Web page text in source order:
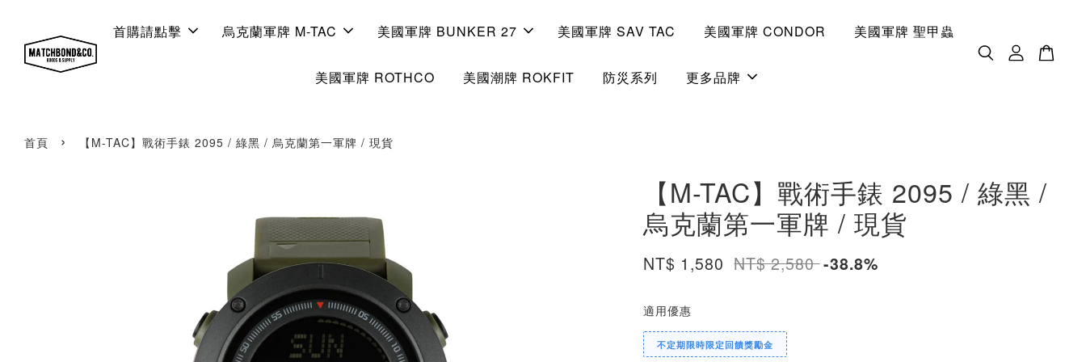
首購請點擊 烏克蘭軍牌 M-TAC 美國軍牌 BUNKER 27 美國軍牌 SAV TAC 美國軍牌 CONDOR 美國軍牌 聖甲蟲
美國軍牌 ROTHCO 美國潮牌 ROKFIT 防災系列 更多品牌
首頁 › 【M-TAC】戰術手錶 2095 / 綠黑 / 烏克蘭第一軍牌 / 現貨
【M-TAC】戰術手錶 2095 / 綠黑 /
烏克蘭第一軍牌 / 現貨
NT$ 1,580 NT$ 2,580-38.8%
適用優惠
不定期限時限定回饋獎勵金